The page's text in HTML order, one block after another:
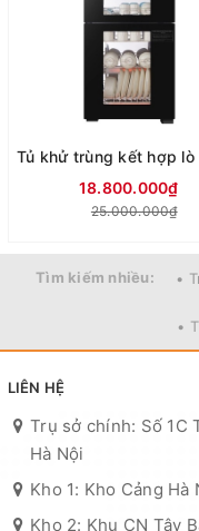
18.800.000₫
25.000.000₫
Tìm kiếm nhiều: •
•
LIÊN HỆ
Trụ sở chính: Số 1C
Hà Nội
Kho 1: Kho Cảng Hà
Kho 2: Khu CN Tây